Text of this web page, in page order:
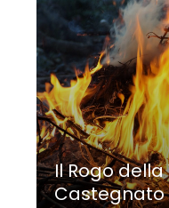
Il Rogo
Castegnato